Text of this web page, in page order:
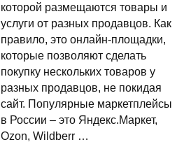
которой размещаются товары и
услуги от разных продавцов. Как
правило, это онлайн-площадки,
которые позволяют сделать
покупку нескольких товаров у
разных продавцов, не покидая
сайт. Популярные маркетплейсы
в России – это Яндекс.Маркет,
Ozon, Wildberr …